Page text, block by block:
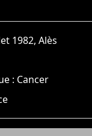
1982, Alès
: Cancer